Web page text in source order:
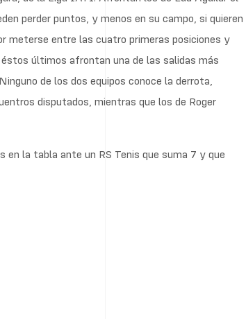
perder puntos, y menos en su campo, si quieren
meterse entre las cuatro primeras posiciones y
últimos afrontan una de las salidas más
de los dos equipos conoce la derrota,
disputados, mientras que los de Roger
en la tabla ante un RS Tenis que suma 7 y que